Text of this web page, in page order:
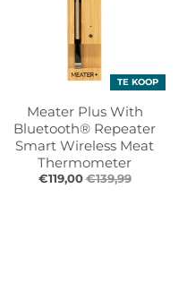
TE KOOP
Meater Plus With
Bluetooth® Repeater
Smart Wireless Meat
Thermometer
€119,00€139,99